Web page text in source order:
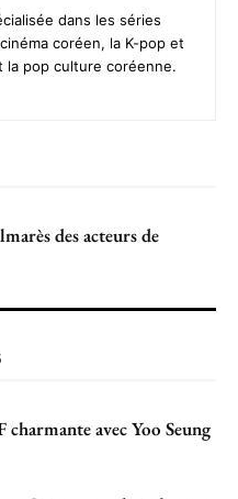
dans les séries
coréen, la K-pop et
la pop culture coréenne.
des acteurs de
avec Yoo Seung